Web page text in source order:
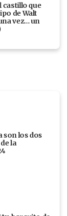
castillo que
de Walt
vez... un
son los dos
la